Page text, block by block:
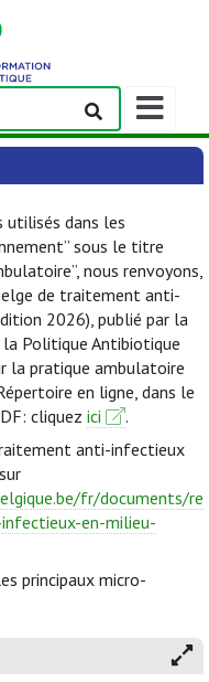
Afficher/
la
barre
navigation
utilisés dans les
sous le titre
nous renvoyons,
de traitement anti-
2026), publié par la
la Politique Antibiotique
la pratique ambulatoire
en ligne, dans le
cliquez ici
.
anti-infectieux
fr/documents/re
en-milieu-
principaux micro-